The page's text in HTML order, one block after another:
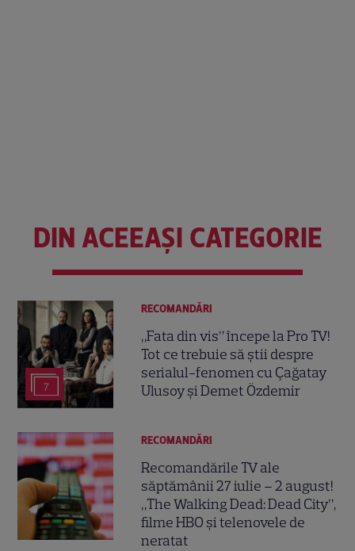
DIN ACEEAȘI CATEGORIE
7
RECOMANDĂRI
„Fata din vis” începe la Pro TV!
Tot ce trebuie să știi despre
serialul-fenomen cu Çağatay
Ulusoy și Demet Özdemir
RECOMANDĂRI
Recomandările TV ale
săptămânii 27 iulie – 2 august!
„The Walking Dead: Dead City”,
filme HBO și telenovele de
neratat